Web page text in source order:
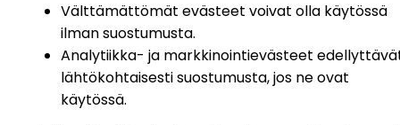
Välttämättömät evästeet voivat olla käytössä
ilman suostumusta.
Analytiikka- ja markkinointievästeet
lähtökohtaisesti suostumusta, jos ne ovat
käytössä.